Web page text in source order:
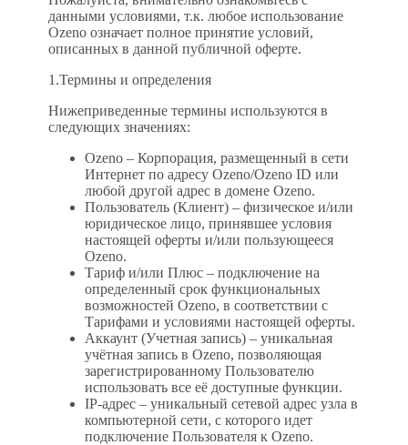
данными условиями, т.к. любое использование
Ozeno означает полное принятие условий,
описанных в данной публичной оферте.
1.Термины и определения
Нижеприведенные термины используются в
следующих значениях:
Ozeno – Корпорация, размещенный в сети
Интернет по адресу Ozeno/Ozeno ID или
любой другой адрес в домене Ozeno.
Пользователь (Клиент) – физическое и/или
юридическое лицо, принявшее условия
настоящей оферты и/или пользующееся
Ozeno.
Тариф и/или Плюс – подключение на
определенный срок функциональных
возможностей Ozeno, в соответствии с
Тарифами и условиями настоящей оферты.
Аккаунт (Учетная запись) – уникальная
учётная запись в Ozeno, позволяющая
зарегистрированному Пользователю
использовать все её доступные функции.
IP-адрес – уникальный сетевой адрес узла в
компьютерной сети, с которого идет
подключение Пользователя к Ozeno.